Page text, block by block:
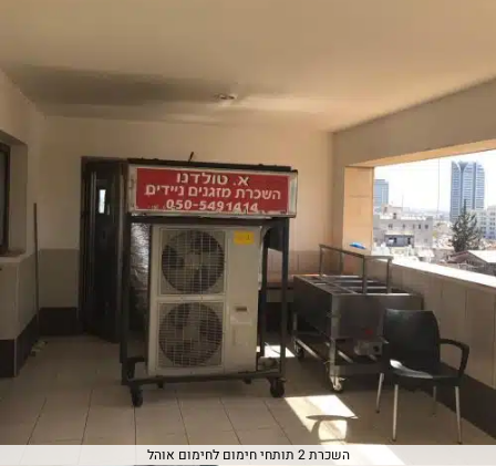
השכרת 2 תותחי חימום לחימום אוהל